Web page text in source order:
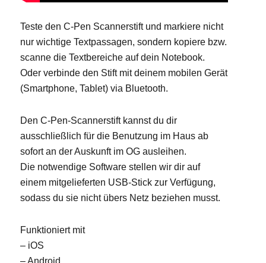
Teste den C-Pen Scannerstift und markiere nicht
nur wichtige Textpassagen, sondern kopiere bzw.
scanne die Textbereiche auf dein Notebook.
Oder verbinde den Stift mit deinem mobilen Gerät
(Smartphone, Tablet) via Bluetooth.
Den C-Pen-Scannerstift kannst du dir
ausschließlich für die Benutzung im Haus ab
sofort an der Auskunft im OG ausleihen.
Die notwendige Software stellen wir dir auf
einem mitgelieferten USB-Stick zur Verfügung,
sodass du sie nicht übers Netz beziehen musst.
Funktioniert mit
– iOS
– Android